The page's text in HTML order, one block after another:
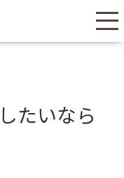
たいなら